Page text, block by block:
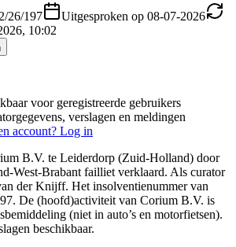
26/197
Uitgesproken op 08-07-2026
10:02
voor geregistreerde gebruikers
verslagen en meldingen
account? Log in
B.V. te Leiderdorp (Zuid-Holland) door
West-Brabant failliet verklaard. Als curator
der Knijff. Het insolventienummer van
De (hoofd)activiteit van Corium B.V. is
(niet in auto’s en motorfietsen).
beschikbaar.